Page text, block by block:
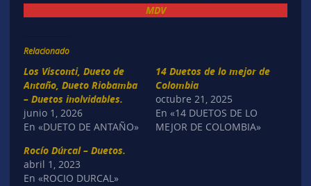
MDV
Relacionado
Los Visconti, Dueto de
Antaño, Dueto Riobamba
– Duetos inolvidables.
junio 1, 2026
En «DUETO DE ANTAÑO»
14 Duetos de lo mejor de
Colombia
octubre 21, 2025
En «14 DUETOS DE LO
MEJOR DE COLOMBIA»
Rocío Dúrcal – Duetos.
abril 1, 2023
En «ROCIO DURCAL»